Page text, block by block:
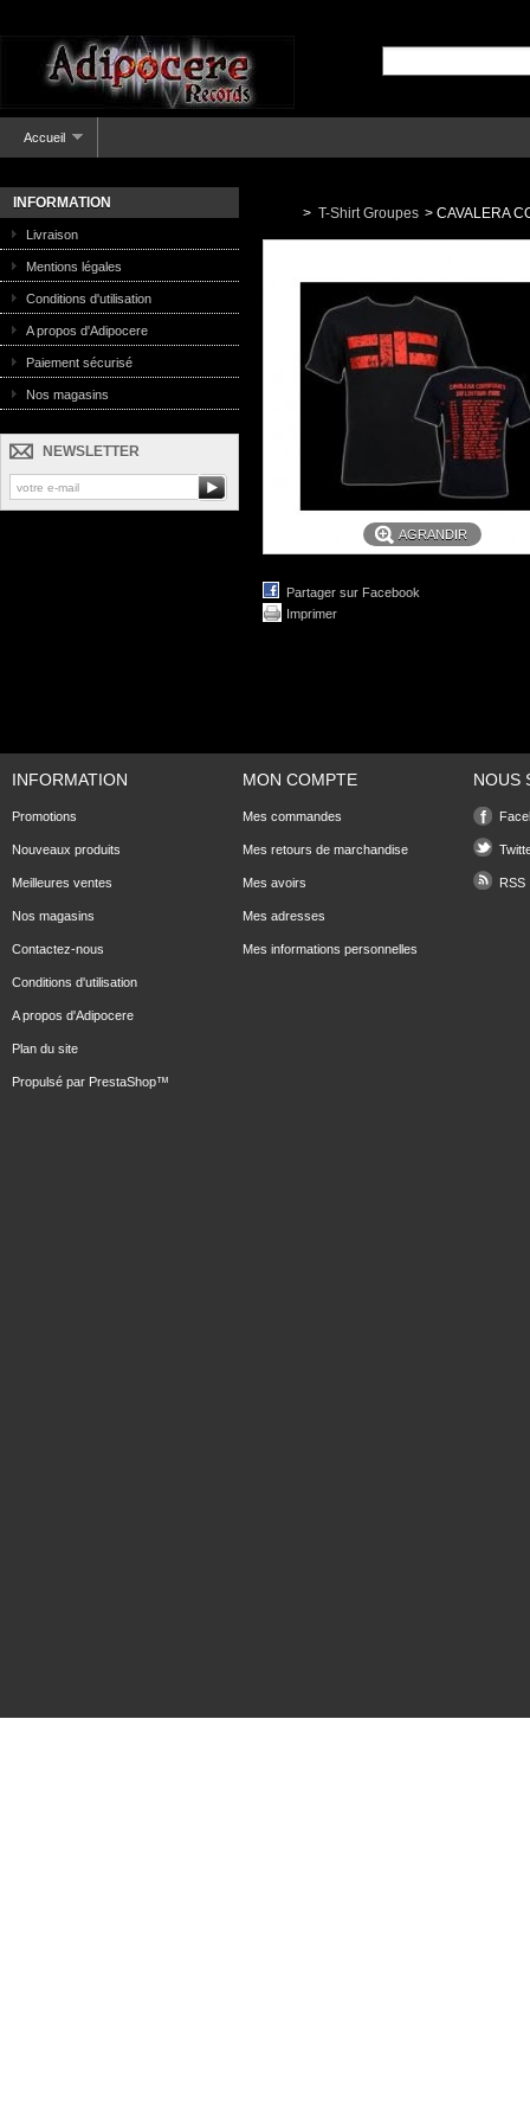
Accueil
INFORMATION
Livraison
Mentions légales
Conditions d'utilisation
A propos d'Adipocere
Paiement sécurisé
Nos magasins
NEWSLETTER
> T-Shirt Groupes > CAVALERA
AGRANDIR
Partager sur Facebook
Imprimer
INFORMATION
Promotions
Nouveaux produits
Meilleures ventes
Nos magasins
Contactez-nous
Conditions d'utilisation
A propos d'Adipocere
Plan du site
Propulsé par PrestaShop™
MON COMPTE
Mes commandes
Mes retours de marchandise
Mes avoirs
Mes adresses
Mes informations personnelles
NOUS
RSS